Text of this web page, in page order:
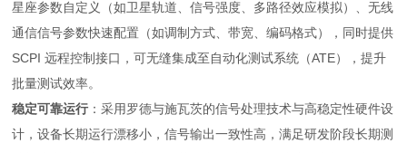
星座参数自定义（如卫星轨道、信号强度、多路径效应模拟）、无线
通信信号参数快速配置（如调制方式、带宽、编码格式），同时提供
SCPI 远程控制接口，可无缝集成至自动化测试系统（ATE），提升
批量测试效率。
稳定可靠运行 ：采用罗德与施瓦茨的信号处理技术与高稳定性硬件设
计，设备长期运行漂移小，信号输出一致性高，满足研发阶段长期测